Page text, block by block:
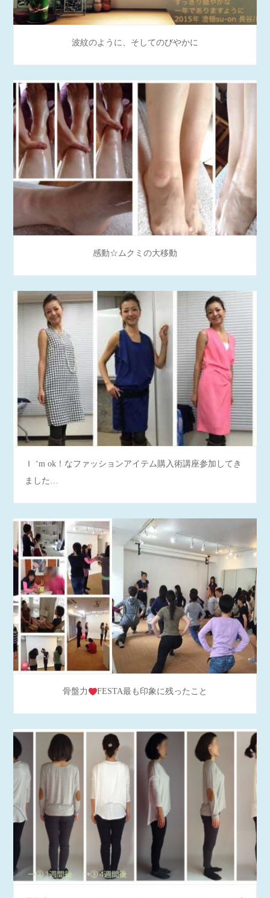
波紋のように、そしてのびやかに
感動☆ムクミの大移動
Ｉ ‘m ok！なファッションアイテム購入術講座参加してき
ました…
骨盤力 FESTA最も印象に残ったこと